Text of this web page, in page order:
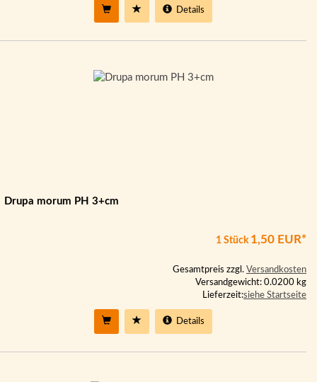
Details
Drupa morum PH 3+cm
1 Stück 1,50 EUR*
Gesamtpreis zzgl. Versandkosten
Versandgewicht: 0.0200 kg
Lieferzeit:siehe Startseite
Details